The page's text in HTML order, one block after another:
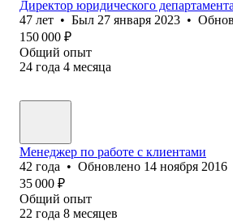
Директор юридического департамента
47 лет • Был 27 января 2023 •
150 000 ₽
Общий опыт
24 года 4 месяца
Менеджер по работе с клиентами
42 года • Обновлено 14 ноября 2016
35 000 ₽
Общий опыт
22 года 8 месяцев